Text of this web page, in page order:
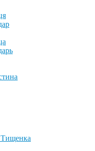
Тищенка